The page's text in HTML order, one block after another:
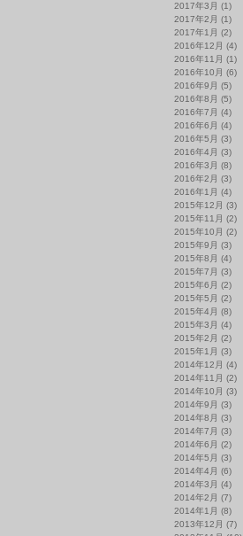
2017年3月 (1)
2017年2月 (1)
2017年1月 (2)
2016年12月 (4)
2016年11月 (1)
2016年10月 (6)
2016年9月 (5)
2016年8月 (5)
2016年7月 (4)
2016年6月 (4)
2016年5月 (3)
2016年4月 (3)
2016年3月 (8)
2016年2月 (3)
2016年1月 (4)
2015年12月 (3)
2015年11月 (2)
2015年10月 (2)
2015年9月 (3)
2015年8月 (4)
2015年7月 (3)
2015年6月 (2)
2015年5月 (2)
2015年4月 (8)
2015年3月 (4)
2015年2月 (2)
2015年1月 (3)
2014年12月 (4)
2014年11月 (2)
2014年10月 (3)
2014年9月 (3)
2014年8月 (3)
2014年7月 (3)
2014年6月 (2)
2014年5月 (3)
2014年4月 (6)
2014年3月 (4)
2014年2月 (7)
2014年1月 (8)
2013年12月 (7)